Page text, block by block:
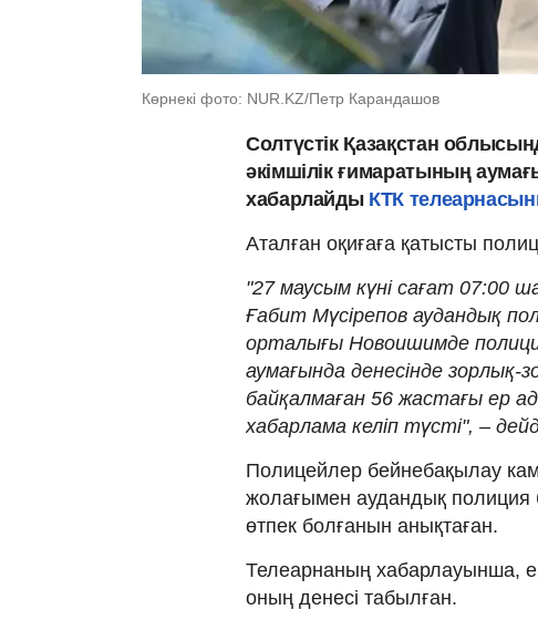
Көрнекі фото: NUR.KZ/Петр Карандашов
Солтүстік Қазақстан
әкімшілік ғимаратының
хабарлайды КТК
Аталған оқиғаға қатысты
"27 маусым күні сағат 07:00
Ғабит Мүсірепов аудандық
орталығы Новоишимде
аумағында денесінде зорлық-
байқалмаған 56 жастағы ер
хабарлама келіп түсті", –
Полицейлер бейнебақылау
жолағымен аудандық полиция
өтпек болғанын анықтаған.
Телеарнаның хабарлауынша,
оның денесі табылған.